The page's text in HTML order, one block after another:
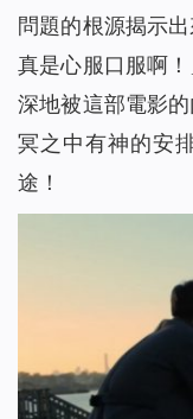
問題的根源揭示
真是心服口服啊
深地被這部電影
冥之中有神的安
途！